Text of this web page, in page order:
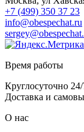
+7 (499) 350 37 23
info@obespechat.ru
Время работы
Круглосуточно
Доставка и
О нас